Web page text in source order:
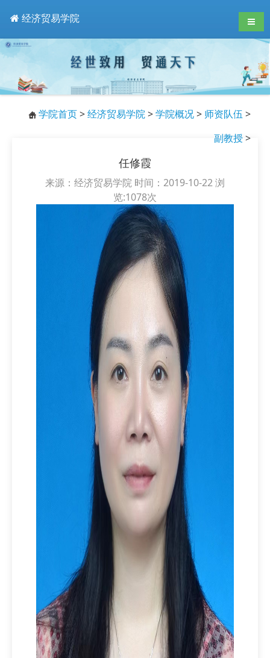
经济贸易学院 导航
学院首页>经济贸易学院>学院概况> 师资队伍 >
副教授>
任修霞
来源：经济贸易学院 时间：2019-10-22 浏
览:1078次